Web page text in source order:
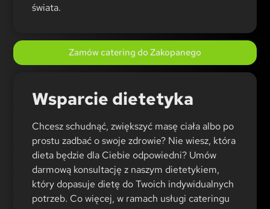
świata.
Zamów catering do Zakopanego
Wsparcie dietetyka
Chcesz schudnąć, zwiększyć masę ciała albo po
prostu zadbać o swoje zdrowie? Nie wiesz, która
dieta będzie dla Ciebie odpowiedni? Umów
darmową konsultację z naszym dietetykiem,
który dopasuje dietę do Twoich indywidualnych
potrzeb. Co więcej, w ramach usługi cateringu